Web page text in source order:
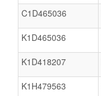
C1D465036
K1D465036
K1D418207
K1H479563